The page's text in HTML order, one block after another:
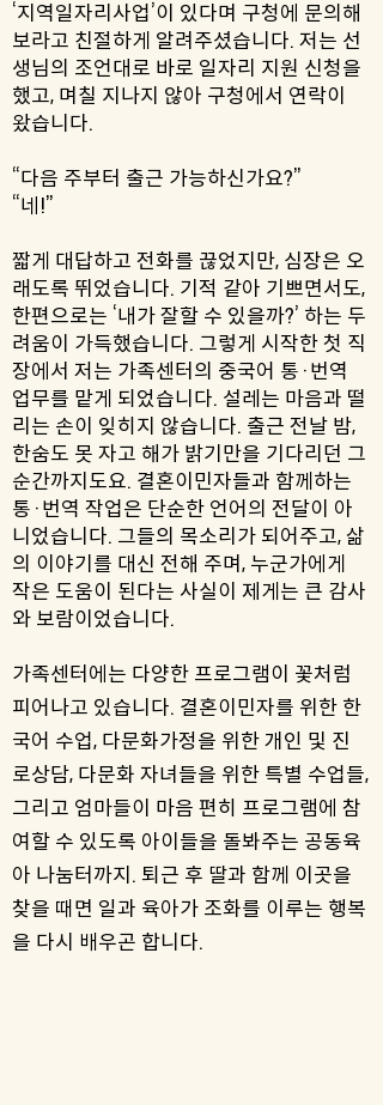
‘지역일자리사업’이 있다며 구청에 문의해
보라고 친절하게 알려주셨습니다. 저는 선
생님의 조언대로 바로 일자리 지원 신청을
했고, 며칠 지나지 않아 구청에서 연락이
왔습니다.
“다음 주부터 출근 가능하신가요?”
“네!”
짧게 대답하고 전화를 끊었지만, 심장은 오
래도록 뛰었습니다. 기적 같아 기쁘면서도,
한편으로는 ‘내가 잘할 수 있을까?’ 하는 두
려움이 가득했습니다. 그렇게 시작한 첫 직
장에서 저는 가족센터의 중국어 통·번역
업무를 맡게 되었습니다. 설레는 마음과 떨
리는 손이 잊히지 않습니다. 출근 전날 밤,
한숨도 못 자고 해가 밝기만을 기다리던 그
순간까지도요. 결혼이민자들과 함께하는
통·번역 작업은 단순한 언어의 전달이 아
니었습니다. 그들의 목소리가 되어주고, 삶
의 이야기를 대신 전해 주며, 누군가에게
작은 도움이 된다는 사실이 제게는 큰 감사
와 보람이었습니다.
가족센터에는 다양한 프로그램이 꽃처럼
피어나고 있습니다. 결혼이민자를 위한 한
국어 수업, 다문화가정을 위한 개인 및 진
로상담, 다문화 자녀들을 위한 특별 수업들,
그리고 엄마들이 마음 편히 프로그램에 참
여할 수 있도록 아이들을 돌봐주는 공동육
아 나눔터까지. 퇴근 후 딸과 함께 이곳을
찾을 때면 일과 육아가 조화를 이루는 행복
을 다시 배우곤 합니다.